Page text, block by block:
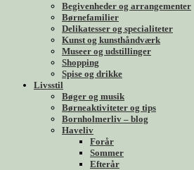
Begivenheder og arrangementer
Børnefamilier
Delikatesser og specialiteter
Kunst og kunsthåndværk
Museer og udstillinger
Shopping
Spise og drikke
Livsstil
Bøger og musik
Børneaktiviteter og tips
Bornholmerliv – blog
Haveliv
Forår
Sommer
Efterår